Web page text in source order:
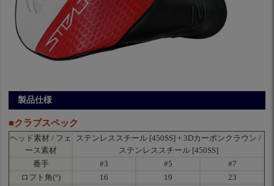
製品仕様
■クラブスペック
ヘッド素材 / フェ
ース素材
ステンレススチール [450SS] + 3Dカーボンクラウン /
ステンレススチール [450SS]
番手
#3 #5
#7
ロフト角(°)
16 19 23